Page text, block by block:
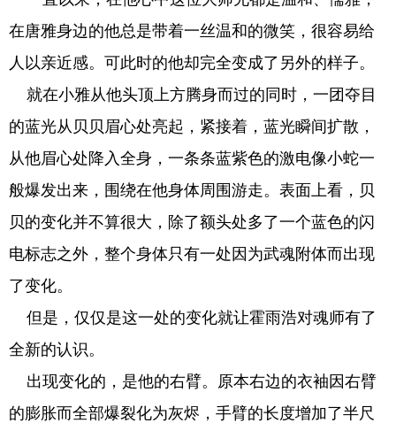
在唐雅身边的他总是带着一丝温和的微笑，很容易给
人以亲近感。可此时的他却完全变成了另外的样子。
就在小雅从他头顶上方腾身而过的同时，一团夺目
的蓝光从贝贝眉心处亮起，紧接着，蓝光瞬间扩散，
从他眉心处降入全身，一条条蓝紫色的激电像小蛇一
般爆发出来，围绕在他身体周围游走。表面上看，贝
贝的变化并不算很大，除了额头处多了一个蓝色的闪
电标志之外，整个身体只有一处因为武魂附体而出现
了变化。
但是，仅仅是这一处的变化就让霍雨浩对魂师有了
全新的认识。
出现变化的，是他的右臂。原本右边的衣袖因右臂
的膨胀而全部爆裂化为灰烬，手臂的长度增加了半尺